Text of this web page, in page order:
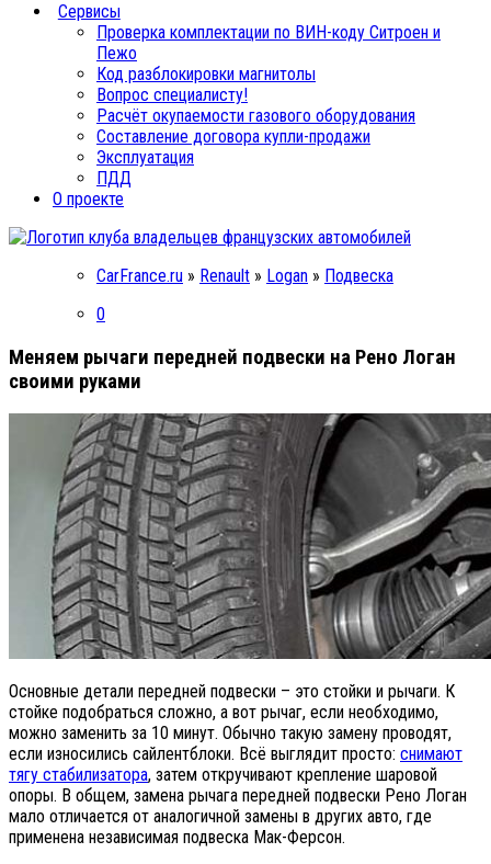
Сервисы
Проверка комплектации по ВИН-коду Ситроен и
Пежо
Код разблокировки магнитолы
Вопрос специалисту!
Расчёт окупаемости газового оборудования
Составление договора купли-продажи
Эксплуатация
ПДД
О проекте
CarFrance.ru » Renault » Logan » Подвеска
0
Меняем рычаги передней подвески на Рено Логан
своими руками
Основные детали передней подвески – это стойки и рычаги. К
стойке подобраться сложно, а вот рычаг, если необходимо,
можно заменить за 10 минут. Обычно такую замену проводят,
если износились сайлентблоки. Всё выглядит просто: снимают
тягу стабилизатора, затем откручивают крепление шаровой
опоры. В общем, замена рычага передней подвески Рено Логан
мало отличается от аналогичной замены в других авто, где
применена независимая подвеска Мак-Ферсон.